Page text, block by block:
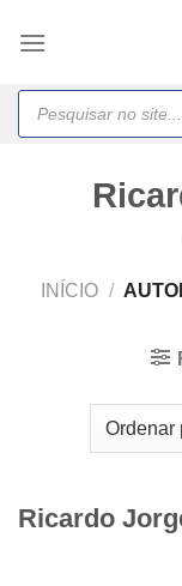
Products
search
INÍCIO /
Ricardo